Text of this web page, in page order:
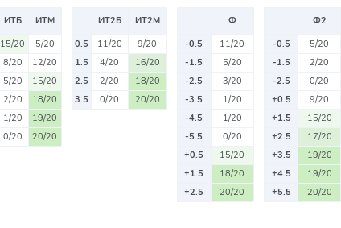
ИТБ
ИТМ
15/20
5/20
8/20
12/20
5/20
15/20
2/20
18/20
1/20
19/20
0/20 20/20
ИТ2Б
ИТ2М
0.5
11/20
9/20
1.5
4/20
16/20
2.5
2/20
18/20
3.5
0/20 20/20
Ф
-0.5
11/20
-1.5
5/20
-2.5
3/20
-3.5
1/20
-4.5
1/20
-5.5
0/20
+0.5
15/20
+1.5
18/20
+2.5
20/20
Ф2
-0.5
5/20
-1.5
2/20
-2.5
0/20
+0.5
9/20
+1.5
15/20
+2.5
17/20
+3.5
19/20
+4.5
19/20
+5.5
20/20